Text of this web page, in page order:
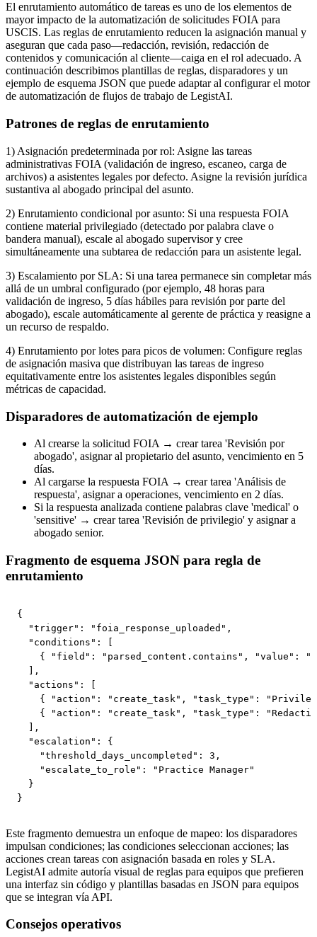
El enrutamiento automático de tareas es uno de los elementos de
mayor impacto de la automatización de solicitudes FOIA para
USCIS. Las reglas de enrutamiento reducen la asignación manual y
aseguran que cada paso—redacción, revisión, redacción de
contenidos y comunicación al cliente—caiga en el rol adecuado. A
continuación describimos plantillas de reglas, disparadores y un
ejemplo de esquema JSON que puede adaptar al configurar el motor
de automatización de flujos de trabajo de LegistAI.
Patrones de reglas de enrutamiento
1) Asignación predeterminada por rol: Asigne las tareas
administrativas FOIA (validación de ingreso, escaneo, carga de
archivos) a asistentes legales por defecto. Asigne la revisión jurídica
sustantiva al abogado principal del asunto.
2) Enrutamiento condicional por asunto: Si una respuesta FOIA
contiene material privilegiado (detectado por palabra clave o
bandera manual), escale al abogado supervisor y cree
simultáneamente una subtarea de redacción para un asistente legal.
3) Escalamiento por SLA: Si una tarea permanece sin completar más
allá de un umbral configurado (por ejemplo, 48 horas para
validación de ingreso, 5 días hábiles para revisión por parte del
abogado), escale automáticamente al gerente de práctica y reasigne a
un recurso de respaldo.
4) Enrutamiento por lotes para picos de volumen: Configure reglas
de asignación masiva que distribuyan las tareas de ingreso
equitativamente entre los asistentes legales disponibles según
métricas de capacidad.
Disparadores de automatización de ejemplo
Al crearse la solicitud FOIA → crear tarea 'Revisión por
abogado', asignar al propietario del asunto, vencimiento en 5
días.
Al cargarse la respuesta FOIA → crear tarea 'Análisis de
respuesta', asignar a operaciones, vencimiento en 2 días.
Si la respuesta analizada contiene palabras clave 'medical' o
'sensitive' → crear tarea 'Revisión de privilegio' y asignar a
abogado senior.
Fragmento de esquema JSON para regla de
enrutamiento
{
  "trigger": "foia_response_uploaded",
  "conditions": [
{ "field": "parsed_content.contains", "value":
  ],
  "actions": [
{ "action": "create_task", "task_type":
{ "action": "create_task", "task_type":
  ],
  "escalation": {
    "threshold_days_uncompleted": 3,
    "escalate_to_role": "Practice Manager"
  }
}
Este fragmento demuestra un enfoque de mapeo: los disparadores
impulsan condiciones; las condiciones seleccionan acciones; las
acciones crean tareas con asignación basada en roles y SLA.
LegistAI admite autoría visual de reglas para equipos que prefieren
una interfaz sin código y plantillas basadas en JSON para equipos
que se integran vía API.
Consejos operativos